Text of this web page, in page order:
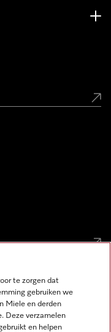
te zorgen dat
gebruiken we
Miele en derden
Deze verzamelen
en helpen